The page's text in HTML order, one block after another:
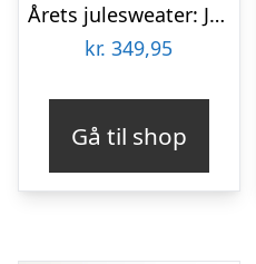
Årets julesweater: Julesweatshirt – herre / mænd. Ugly Christmas Sweater lavet i Danmark
kr. 349,95
Gå til shop